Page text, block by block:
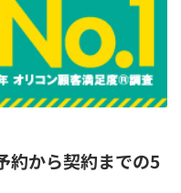
約から契約までの5